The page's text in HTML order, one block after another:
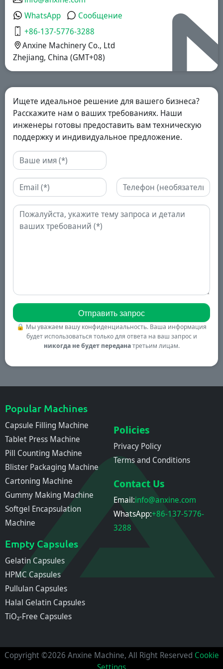
WhatsApp
Сообщение
+86-137-5776-3288
Anxine Machinery Co., Ltd
Zhejiang, China (GMT+08)
Ищете идеальное решение для вашего бизнеса?
Расскажите нам о ваших требованиях. Наши
инженеры готовы предоставить вам техническую
поддержку и индивидуальное предложение.
Имя
Email Телефон
Запрос
🔒 Мы уважаем вашу конфиденциальность. Ваша информация
будет использоваться только для ответа на ваш запрос и
никогда не будет переданатретьим лицам.
Popular Machines
Capsule Filling Machine
Tablet Press Machine
Pill Counting Machine
Blister Packaging Machine
Cartoning Machine
Gummy Making Machine
Softgel Encapsulation
Machine
Empty Capsules
Gelatin Capsules
HPMC Capsules
Pullulan Capsules
Halal Gelatin Capsules
TiO₂-Free Capsules
Policies
Privacy Policy
Terms and Conditions
Contact Us
Email:info@anxine.com
WhatsApp:+86-137-5776-
3288
Copyright ©2026 Anxine Machine, All Right Reserved Cookie